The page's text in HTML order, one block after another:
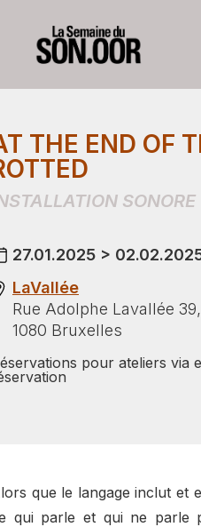
THE END OF
SONORE
27.01.2025 >
LaVallée
Rue Adolphe Lavallée 39,
1080 Bruxelles
pour ateliers via
que le langage inclut et
qui parle et qui ne parle